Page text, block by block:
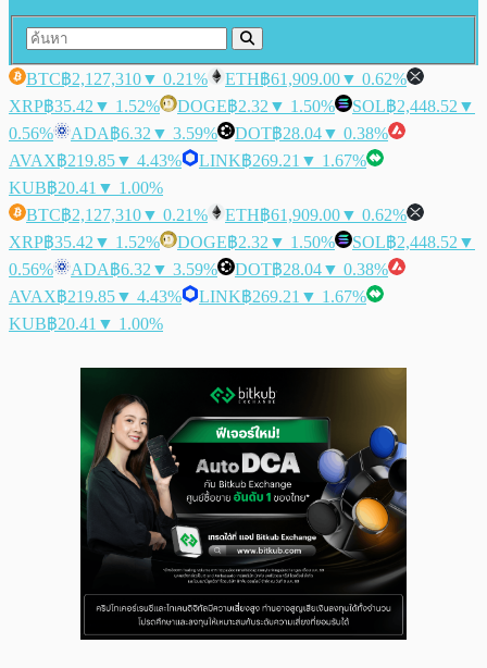
BTC฿2,127,310▼ 0.21% ETH฿61,909.00▼ 0.62%
XRP฿35.42 ▼ 1.52% DOGE฿2.32 ▼ 1.50% SOL฿2,448.52 ▼
0.56%
ADA฿6.32 ▼ 3.59% DOT฿28.04▼ 0.38%
AVAX฿219.85▼ 4.43% LINK฿269.21 ▼ 1.67%
KUB฿20.41 ▼ 1.00%
BTC฿2,127,310▼ 0.21% ETH฿61,909.00▼ 0.62%
XRP฿35.42 ▼ 1.52% DOGE฿2.32 ▼ 1.50% SOL฿2,448.52 ▼
0.56%
ADA฿6.32 ▼ 3.59% DOT฿28.04▼ 0.38%
AVAX฿219.85▼ 4.43% LINK฿269.21 ▼ 1.67%
KUB฿20.41 ▼ 1.00%